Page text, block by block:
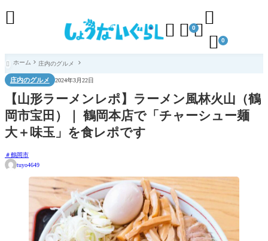
  0

 0

 ホーム 庄内のグルメ
庄内のグルメ 2024年3月22日
【山形ラーメンレポ】ラーメン風林火山（鶴
岡市宝田）｜ 鶴岡本店で「チャーシュー麺
大＋味玉」を食レポです
鶴岡市
tuyo4649